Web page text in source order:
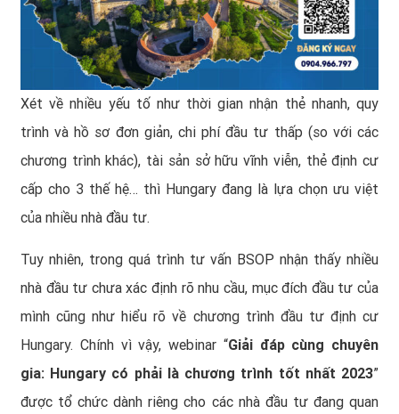
Xét về nhiều yếu tố như thời gian nhận thẻ nhanh, quy
trình và hồ sơ đơn giản, chi phí đầu tư thấp (so với các
chương trình khác), tài sản sở hữu vĩnh viễn, thẻ định cư
cấp cho 3 thế hệ… thì Hungary đang là lựa chọn ưu việt
của nhiều nhà đầu tư.
Tuy nhiên, trong quá trình tư vấn BSOP nhận thấy nhiều
nhà đầu tư chưa xác định rõ nhu cầu, mục đích đầu tư của
mình cũng như hiểu rõ về chương trình đầu tư định cư
Hungary. Chính vì vậy, webinar “Giải đáp cùng chuyên
gia: Hungary có phải là chương trình tốt nhất 2023”
được tổ chức dành riêng cho các nhà đầu tư đang quan